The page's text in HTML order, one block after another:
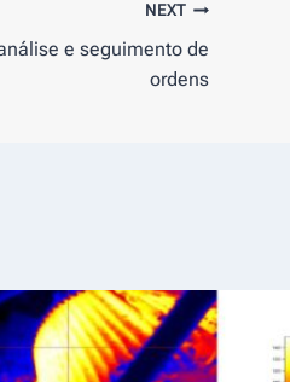
NEXT
e seguimento de
ordens